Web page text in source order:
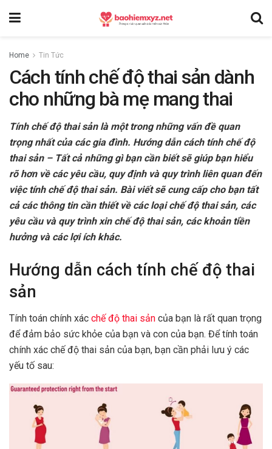
Home Tin Tức
Cách tính chế độ thai sản dành
cho những bà mẹ mang thai
Tính chế độ thai sản là một trong những vấn đề quan
trọng nhất của các gia đình. Hướng dẫn cách tính chế độ
thai sản – Tất cả những gì bạn cần biết sẽ giúp bạn hiểu
rõ hơn về các yêu cầu, quy định và quy trình liên quan đến
việc tính chế độ thai sản. Bài viết sẽ cung cấp cho bạn tất
cả các thông tin cần thiết về các loại chế độ thai sản, các
yêu cầu và quy trình xin chế độ thai sản, các khoản tiền
hưởng và các lợi ích khác.
Hướng dẫn cách tính chế độ thai
sản
Tính toán chính xác chế độ thai sản của bạn là rất quan trọng
để đảm bảo sức khỏe của bạn và con của bạn. Để tính toán
chính xác chế độ thai sản của bạn, bạn cần phải lưu ý các
yếu tố sau: